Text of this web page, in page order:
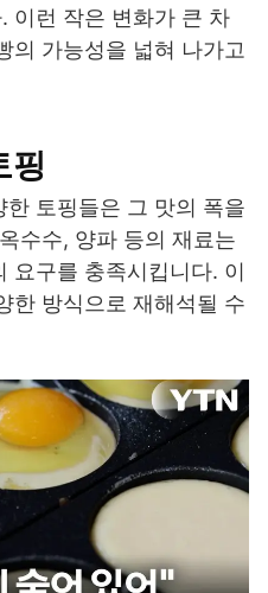
이런 작은 변화가 큰 차
의 가능성을 넓혀 나가고
핑
토핑들은 그 맛의 폭을
수수, 양파 등의 재료는
요구를 충족시킵니다. 이
한 방식으로 재해석될 수